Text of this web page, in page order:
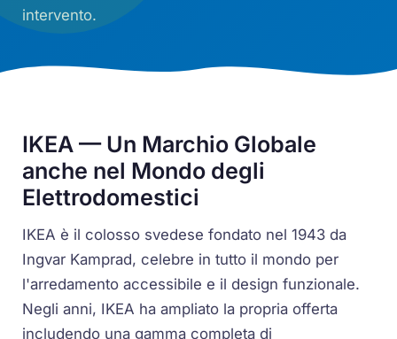
intervento.
IKEA — Un Marchio Globale
anche nel Mondo degli
Elettrodomestici
IKEA è il colosso svedese fondato nel 1943 da
Ingvar Kamprad, celebre in tutto il mondo per
l'arredamento accessibile e il design funzionale.
Negli anni, IKEA ha ampliato la propria offerta
includendo una gamma completa di